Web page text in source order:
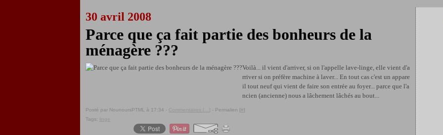
30 avril 2008
Parce que ça fait partie des bonheurs de la
ménagère ???
Voilà... il vient d'arriver, si on l'appelle lave-linge, elle vient d'a
rriver si on préfère machine à laver... En tout cas c'est un appare
il tout neuf qui vient de faire son entrée au foyer... parce que l'a
ncien (ancienne) nous a lâchement lâchés au bout...
Posté par NounoursPTML à 17:34 - Commentaires [ ] - Permalien [#]
Tags:
linge